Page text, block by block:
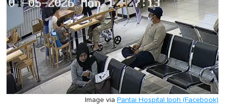
1
minute,
Image via Pantai Hospital Ipoh (Facebook)